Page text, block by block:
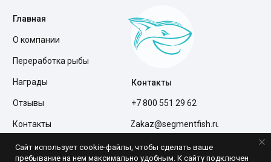
Сайт использует cookie-файлы, чтобы сделать ваше
пребывание на нем максимально удобным. К cайту подключен
Полезная информация
Склад
г. Нижний Новгород,
Zakaz@segmentfish.ru
+7 800 551 29 62
Контакты
Контакты
Отзывы
Награды
Переработка рыбы
О компании
Главная